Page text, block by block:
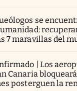
se
7 maravillas del
| Los
Canaria
posterguen la